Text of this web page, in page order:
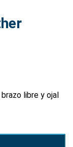
libre y ojal